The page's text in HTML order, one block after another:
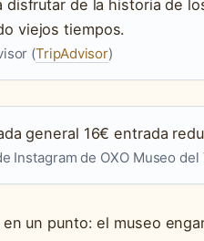
disfrutar de la historia de
viejos tiempos.
(TripAdvisor)
general 16€ entrada
Instagram de OXO Museo
un punto: el museo